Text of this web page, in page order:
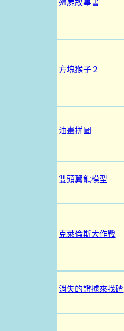
殭屍故事書
方塊猴子２
油畫拼圖
雙頭翼龍模型
克萊倫斯大作戰
消失的證據來找碴